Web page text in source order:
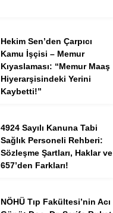
Hekim Sen’den Çarpıcı
Kamu İşçisi – Memur
Kıyaslaması: “Memur Maaş
Hiyerarşisindeki Yerini
Kaybetti!”
4924 Sayılı Kanuna Tabi
Sağlık Personeli Rehberi:
Sözleşme Şartları, Haklar ve
657’den Farkları!
NÖHÜ Tıp Fakültesi’nin Acı